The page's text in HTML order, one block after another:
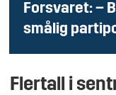
Forsvaret: –
smålig
Flertall i